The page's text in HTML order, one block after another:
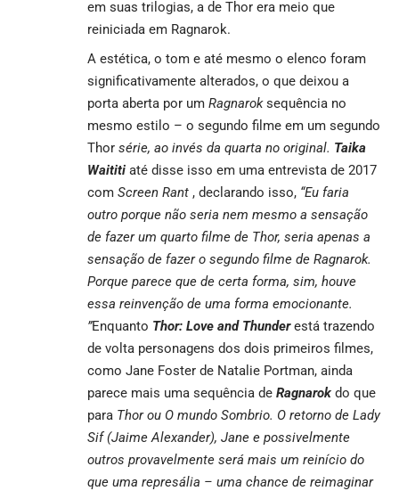
em suas trilogias, a de Thor era meio que
reiniciada em Ragnarok.
A estética, o tom e até mesmo o elenco foram
significativamente alterados, o que deixou a
porta aberta por um Ragnaroksequência no
mesmo estilo – o segundo filme em um segundo
Thor série, ao invés da quarta no original. Taika
Waititi até disse isso em uma entrevista de 2017
com Screen Rant , declarando isso, “Eu faria
outro porque não seria nem mesmo a sensação
de fazer um quarto filme de Thor, seria apenas a
sensação de fazer o segundo filme de Ragnarok.
Porque parece que de certa forma, sim, houve
essa reinvenção de uma forma emocionante.
”Enquanto Thor: Love and Thunderestá trazendo
de volta personagens dos dois primeiros filmes,
como Jane Foster de Natalie Portman, ainda
parece mais uma sequência de Ragnarok do que
para Thor ou O mundo Sombrio. O retorno de Lady
Sif (Jaime Alexander), Jane e possivelmente
outros provavelmente será mais um reinício do
que uma represália – uma chance de reimaginar